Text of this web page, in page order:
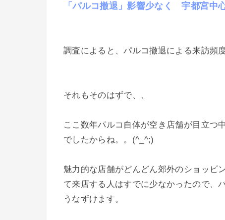
「パルコ撤退」影響少なく 宇都宮中
調査によると、パルコ撤退による来訪頻
それもそのはずで、、
ここ数年パルコ自体が空き店舗が目立つ
でしたからね。。(^_^;)
魅力的な店舗がどんどん郊外のショッピ
て来店する人はすでに少なかったので、
うなずけます。